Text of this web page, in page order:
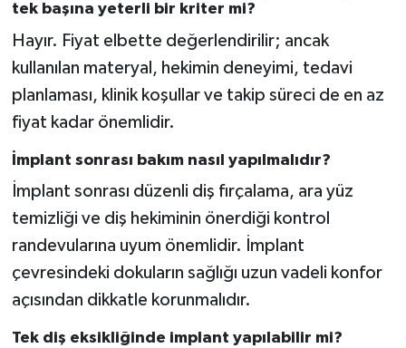
tek başına yeterli bir kriter mi?
Hayır. Fiyat elbette değerlendirilir; ancak
kullanılan materyal, hekimin deneyimi, tedavi
planlaması, klinik koşullar ve takip süreci de en az
fiyat kadar önemlidir.
İmplant sonrası bakım nasıl yapılmalıdır?
İmplant sonrası düzenli diş fırçalama, ara yüz
temizliği ve diş hekiminin önerdiği kontrol
randevularına uyum önemlidir. İmplant
çevresindeki dokuların sağlığı uzun vadeli konfor
açısından dikkatle korunmalıdır.
Tek diş eksikliğinde implant yapılabilir mi?